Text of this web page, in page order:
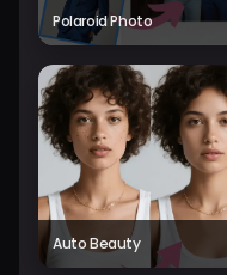
Polaroid Photo
Auto Beauty